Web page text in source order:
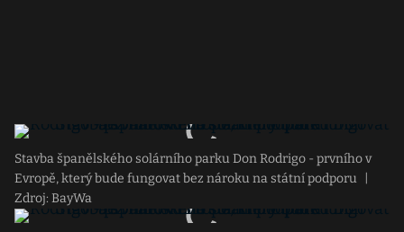
Stavba španělského solárního parku Don Rodrigo - prvního v
Evropě, který bude fungovat bez nároku na státní podporu
Zdroj: BayWa